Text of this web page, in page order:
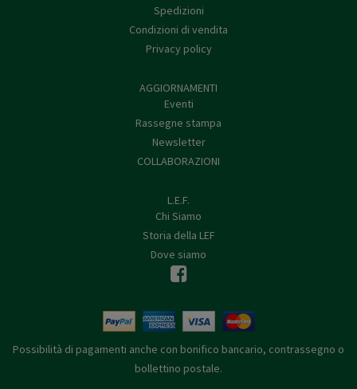
Spedizioni
Condizioni di vendita
Privacy policy
AGGIORNAMENTI
Eventi
Rassegne stampa
Newsletter
COLLABORAZIONI
L.E.F.
Chi Siamo
Storia della LEF
Dove siamo
Possibilità di pagamenti anche con bonifico bancario, contrassegno o
bollettino postale.